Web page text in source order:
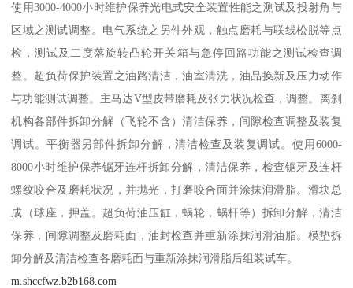
使用3000-4000小时维护保养光电式安全装置性能之测试及投射角与
区域之测试调整。电气系统之另件外观，触点磨耗与联线松脱等点
检，测试及二度落旋转凸轮开关箱与急停回路功能之测试检查调
整。超负荷保护装置之油路清洁，油室清洗，油品换新及压力动作
与功能测试调整。主马达V型皮带磨耗及张力状况检查，调整。离刹
机构各部件拆卸分解（飞轮不含）清洁保养，间隙检查调整及装复
调试。平衡器另部件拆卸分解，清洁检查及装复调试。使用6000-
8000小时维护保养锯牙连杆拆卸分解，清洁保养，检查锯牙及连杆
螺纹咬合及磨耗状况，并抛光，打磨咬合面并涂抹润滑脂。滑块总
成（球座，押盖。超负荷油压缸，蜗轮，蜗杆等）拆卸分解，清洁
保养，间隙调整及磨耗面，油封检查并重新涂抹润滑油脂。模垫拆
卸分解及清洁检查各磨耗面与重新涂抹润滑脂后组装试车。
m.shccfwz.b2b168.com